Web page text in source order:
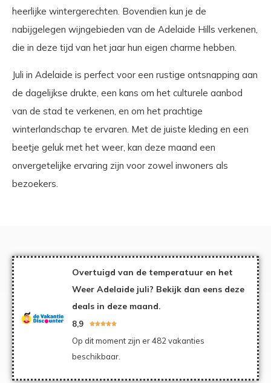
heerlijke wintergerechten. Bovendien kun je de
nabijgelegen wijngebieden van de Adelaide Hills verkenen,
die in deze tijd van het jaar hun eigen charme hebben.
Juli in Adelaide is perfect voor een rustige ontsnapping aan
de dagelijkse drukte, een kans om het culturele aanbod
van de stad te verkenen, en om het prachtige
winterlandschap te ervaren. Met de juiste kleding en een
beetje geluk met het weer, kan deze maand een
onvergetelijke ervaring zijn voor zowel inwoners als
bezoekers.
Overtuigd van de temperatuur en het
Weer Adelaide juli? Bekijk dan eens deze
deals in deze maand.
8,9 
Op dit moment zijn er 482 vakanties
beschikbaar.